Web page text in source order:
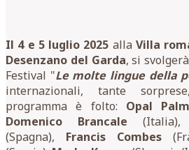
Il 4 e 5 luglio 2025 alla Villa
Desenzano del Garda, si
Festival "Le molte lingue della
internazionali, tante
programma è folto: Opal
Domenico
Brancale (Italia),
(Spagna), Francis Combes